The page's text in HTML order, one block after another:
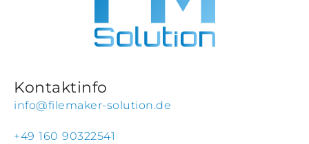
Kontaktinfo
info@filemaker-solution.de
+49 160 90322541